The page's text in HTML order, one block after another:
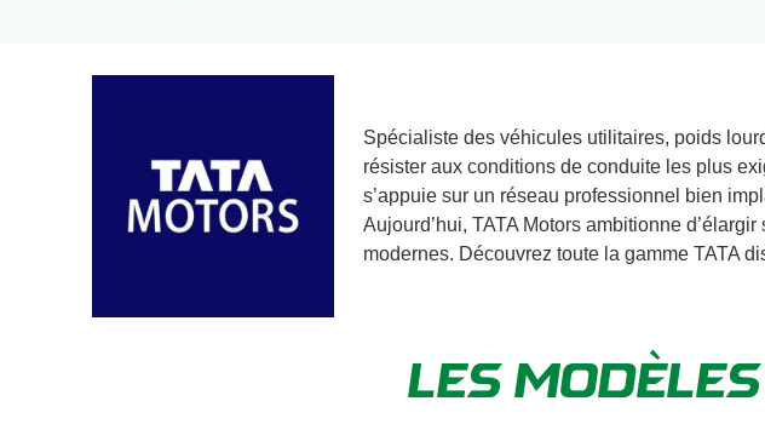
Spécialiste des véhicules utilitaires, poids
résister aux conditions de conduite les plus
s’appuie sur un réseau professionnel bien
Aujourd’hui, TATA Motors ambitionne
modernes. Découvrez toute la gamme TATA
LES MODÈLES